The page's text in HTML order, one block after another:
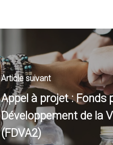
Article suivant
Appel à projet : Fonds
Développement de la
(FDVA2)